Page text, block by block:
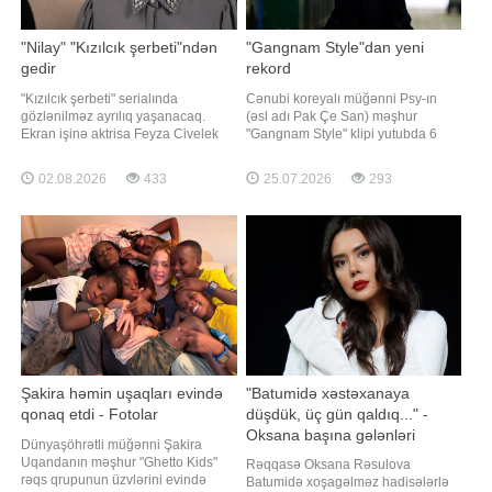
"Nilay" "Kızılcık şerbeti"ndən
gedir
"Kızılcık şerbeti" serialında
gözlənilməz ayrılıq yaşanacaq.
Ekran işinə aktrisa Feyza Civelek
biri də bununla bağlı xəbər
yayıldıqdan sonra aktrisa instaqram
edək ki, 5-ci mövsümünün
yayımlanması gözlənilən serialın
baş rolun
02.08.2026 433
"Gangnam Style"dan yeni
rekord
Cənubi koreyalı müğənni Psy-ın
(əsl adı Pak Çe San) məşhur
"Gangnam Style" klipi yutubda 6
Axşam.az xəbər verir ki, bu barədə
"Billboard" məlumat yayıb. 2012-ci
çatan ilk K-pop videosu olub.
Rejissoru Ço Su Hyon ola
25.07.2026 293
Şakira həmin uşaqları evində
qonaq etdi - Fotolar
Dünyaşöhrətli müğənni Şakira
Uqandanın məşhur "Ghetto Kids"
rəqs qrupunun üzvlərini evində
"Batumidə xəstəxanaya
düşdük, üç gün qaldıq..." -
Oksana başına gələnləri
danışdı
Rəqqasə Oksana Rəsulova
Batumidə xoşagəlməz hadisələrlə